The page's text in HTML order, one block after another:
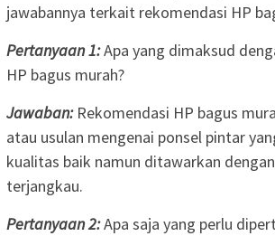
jawabannya terkait rekomendasi HP
Pertanyaan 1:Apa yang dimaksud
HP bagus murah?
Jawaban:Rekomendasi HP bagus
atau usulan mengenai ponsel pintar
kualitas baik namun ditawarkan
terjangkau.
Pertanyaan 2:Apa saja yang perlu